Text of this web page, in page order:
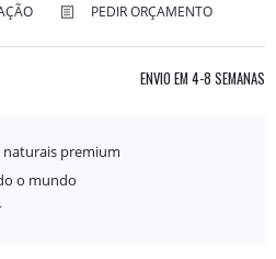
PEDIR ORÇAMENTO
ENVIO EM 4-8 SEMANAS
naturais premium
o mundo